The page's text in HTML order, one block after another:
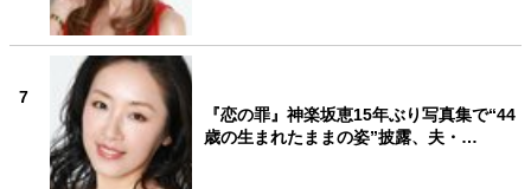
7
『恋の罪』神楽坂恵15年ぶり写真集で“44
歳の生まれたままの姿”披露、夫・…